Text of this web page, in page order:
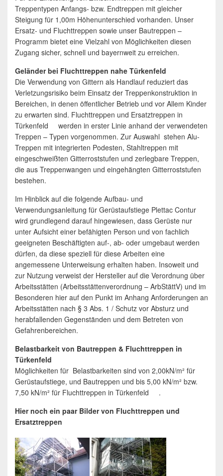
Treppentypen Anfangs- bzw. Endtreppen mit gleicher
Steigung für 1,00m Höhenunterschied vorhanden. Unser
Ersatz- und Fluchttreppen sowie unser Bautreppen –
Programm bietet eine Vielzahl von Möglichkeiten diesen
Zugang sicher, schnell und bayernweit zu erreichen.
Geländer bei Fluchttreppen nahe Türkenfeld
Die Verwendung von Gittern als Handlauf reduziert das
Verletzungsrisiko beim Einsatz der Treppenkonstruktion in
Bereichen, in denen öffentlicher Betrieb und vor Allem Kinder
zu erwarten sind. Fluchttreppen und Ersatztreppen in
Türkenfeld werden in erster Linie anhand der verwendeten
Treppen – Typen vorgenommen. Zur Auswahl stehen Alu-
Treppen mit integrierten Podesten, Stahltreppen mit
eingeschweißten Gitterroststufen und zerlegbare Treppen,
die aus Treppenwangen und eingehängten Gitterroststufen
bestehen.
Im Hinblick auf die folgende Aufbau- und
Verwendungsanleitung für Gerüstaufstiege Plettac Contur
wird grundlegend darauf hingewiesen, dass Gerüste nur
unter Aufsicht einer befähigten Person und von fachlich
geeigneten Beschäftigten auf-, ab- oder umgebaut werden
dürfen, da diese speziell für diese Arbeiten eine
angemessene Unterweisung erhalten haben. Insoweit und
zur Nutzung verweist der Hersteller auf die Verordnung über
Arbeitsstätten (Arbeitsstättenverordnung – ArbStättV) und im
Besonderen hier auf den Punkt im Anhang Anforderungen an
Arbeitsstätten nach § 3 Abs. 1 / Schutz vor Absturz und
herabfallenden Gegenständen und dem Betreten von
Gefahrenbereichen.
Belastbarkeit von Bautreppen & Fluchttreppen in
Türkenfeld
Möglichkeiten für Belastbarkeiten sind von 2,00kN/m² für
Gerüstaufstiege, und Bautreppen und bis 5,00 kN/m² bzw.
7,50 kN/m² für Fluchttreppen in Türkenfeld .
Hier noch ein paar Bilder von Fluchttreppen und
Ersatztreppen